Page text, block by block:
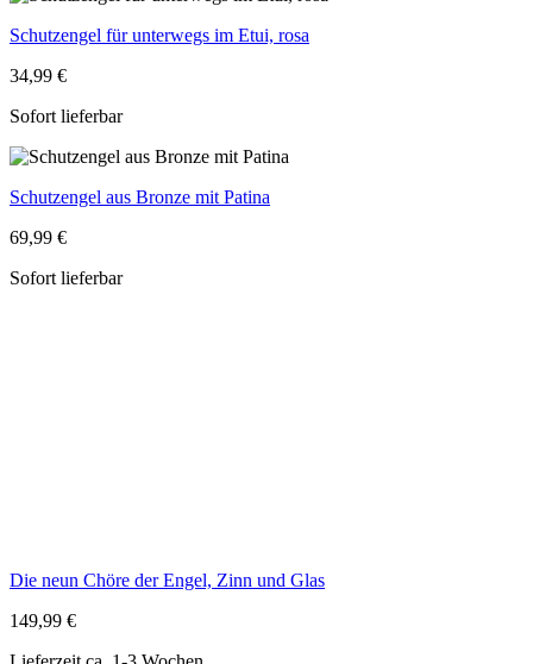
Schutzengel für unterwegs im Etui, rosa
34,99 €
Sofort lieferbar
Schutzengel aus Bronze mit Patina
69,99 €
Sofort lieferbar